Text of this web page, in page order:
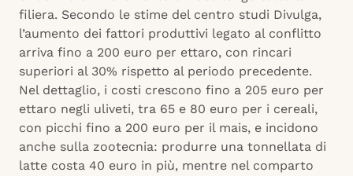
filiera. Secondo le stime del centro studi Divulga,
l’aumento dei fattori produttivi legato al conflitto
arriva fino a 200 euro per ettaro, con rincari
superiori al 30% rispetto al periodo precedente.
Nel dettaglio, i costi crescono fino a 205 euro per
ettaro negli uliveti, tra 65 e 80 euro per i cereali,
con picchi fino a 200 euro per il mais, e incidono
anche sulla zootecnia: produrre una tonnellata di
latte costa 40 euro in più, mentre nel comparto